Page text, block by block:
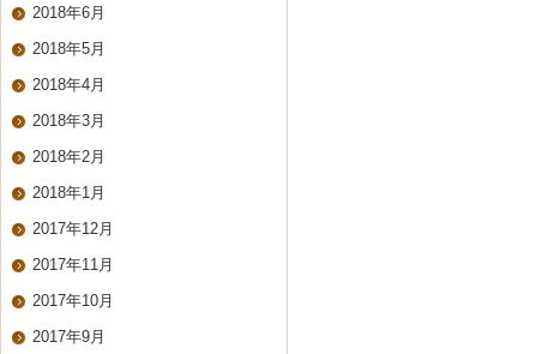
2018年6月
2018年5月
2018年4月
2018年3月
2018年2月
2018年1月
2017年12月
2017年11月
2017年10月
2017年9月